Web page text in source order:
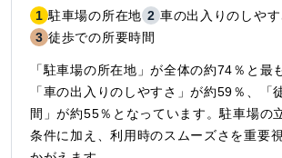
1 駐車場の所在地 2 車の出入りのしやす
3 徒歩での所要時間
「駐車場の所在地」が全体の約74％と最
「車の出入りのしやすさ」が約59％、「
間」が約55％となっています。駐車場の
条件に加え、利用時のスムーズさを重要